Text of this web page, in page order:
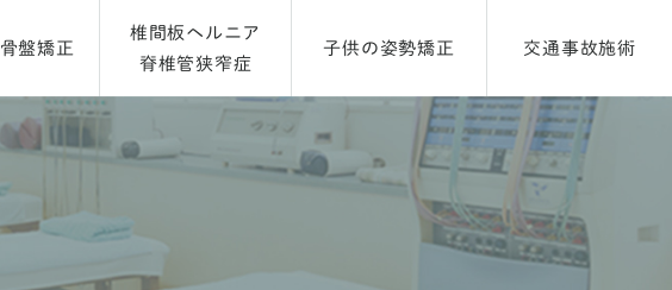
骨盤矯正
椎間板ヘルニア
脊椎管狭窄症
子供の姿勢矯正 交通事故施術